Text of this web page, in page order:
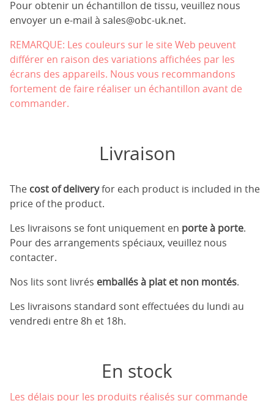
Pour obtenir un échantillon de tissu, veuillez nous
envoyer un e-mail à sales@obc-uk.net.
REMARQUE: Les couleurs sur le site Web peuvent
différer en raison des variations affichées par les
écrans des appareils. Nous vous recommandons
fortement de faire réaliser un échantillon avant de
commander.
Livraison
The cost of deliveryfor each product is included in the
price of the product.
Les livraisons se font uniquement en porte à porte.
Pour des arrangements spéciaux, veuillez nous
contacter.
Nos lits sont livrés emballés à plat et non montés.
Les livraisons standard sont effectuées du lundi au
vendredi entre 8h et 18h.
En stock
Les délais pour les produits réalisés sur commande